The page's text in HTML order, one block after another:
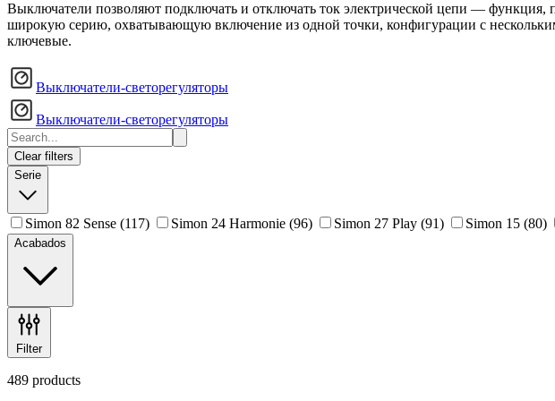
Выключатели позволяют подключать и отключать ток электрической цепи —
широкую серию, охватывающую включение из одной точки, конфигурации с
ключевые.
Выключатели-светорегуляторы
Выключатели-светорегуляторы
Clear filters
Serie
Simon 82 Sense (117) Simon 24 Harmonie (96) Simon 27 Play (91) Simon 15 (80)
Acabados
Filter
489 products